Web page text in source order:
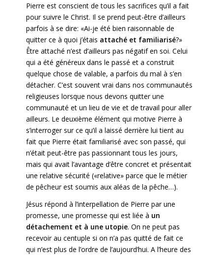
Pierre est conscient de tous les sacrifices qu’il a fait
pour suivre le Christ. Il se prend peut-être d’ailleurs
parfois à se dire: «Ai-je été bien raisonnable de
quitter ce à quoi j’étais attaché et familiarisé?»
Être attaché n’est d’ailleurs pas négatif en soi. Celui
qui a été généreux dans le passé et a construit
quelque chose de valable, a parfois du mal à s’en
détacher. C’est souvent vrai dans nos communautés
religieuses lorsque nous devons quitter une
communauté et un lieu de vie et de travail pour aller
ailleurs. Le deuxième élément qui motive Pierre à
s’interroger sur ce qu’il a laissé derrière lui tient au
fait que Pierre était familiarisé avec son passé, qui
n’était peut-être pas passionnant tous les jours,
mais qui avait l’avantage d’être concret et présentait
une relative sécurité («relative» parce que le métier
de pêcheur est soumis aux aléas de la pêche…).
Jésus répond à l’interpellation de Pierre par une
promesse, une promesse qui est liée à un
détachement et à une utopie. On ne peut pas
recevoir au centuple si on n’a pas quitté de fait ce
qui n’est plus de l’ordre de l’aujourd’hui. A l’heure des